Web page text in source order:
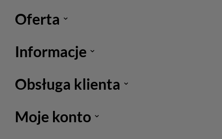
Oferta
Informacje
Obsługa klienta
Moje konto